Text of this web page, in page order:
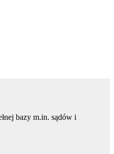
bazy m.in. sądów i